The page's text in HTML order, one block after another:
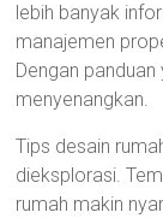
lebih banyak
manajemen
Dengan
menyenangkan.
Tips desain
dieksplorasi.
rumah makin